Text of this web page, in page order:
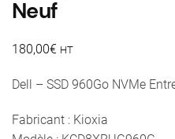
Neuf
180,00€ HT
Dell – SSD 960Go NVMe
Fabricant : Kioxia